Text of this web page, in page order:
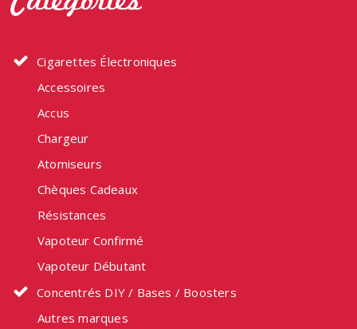
Cigarettes Électroniques
Accessoires
Accus
Chargeur
Atomiseurs
Chèques Cadeaux
Résistances
Vapoteur Confirmé
Vapoteur Débutant
Concentrés DIY / Bases / Boosters
Autres marques